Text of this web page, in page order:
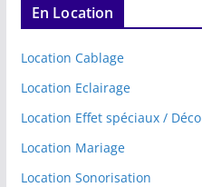
En Location
Location Cablage
Location Eclairage
Location Effet spéciaux / Déco
Location Mariage
Location Sonorisation